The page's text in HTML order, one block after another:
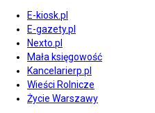
E-kiosk.pl
E-gazety.pl
Nexto.pl
Mała księgowość
Kancelarierp.pl
Wieści Rolnicze
Życie Warszawy